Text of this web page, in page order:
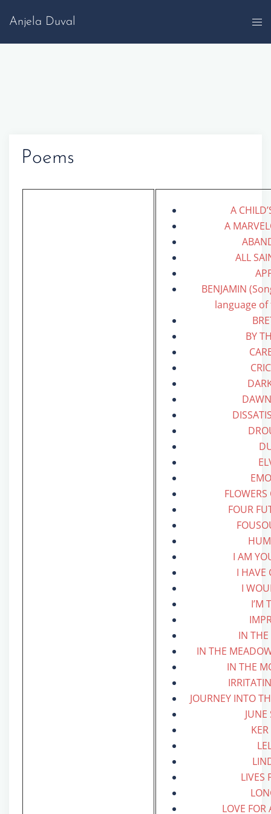
Anjela Duval
Poems
A
A
ALL
BENJAMIN
language
BY
FOUR
I AM
I HAVE
I
I’M
IN THE
IN THE
IN THE
JOURNEY INTO
LIVES
LOVE FOR